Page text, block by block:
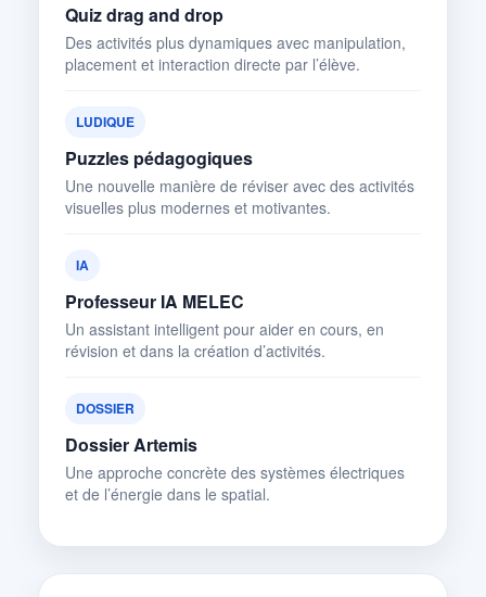
Quiz drag and drop
Des activités plus dynamiques avec manipulation,
placement et interaction directe par l’élève.
LUDIQUE
Puzzles pédagogiques
Une nouvelle manière de réviser avec des activités
visuelles plus modernes et motivantes.
IA
Professeur IA MELEC
Un assistant intelligent pour aider en cours, en
révision et dans la création d’activités.
DOSSIER
Dossier Artemis
Une approche concrète des systèmes électriques
et de l’énergie dans le spatial.